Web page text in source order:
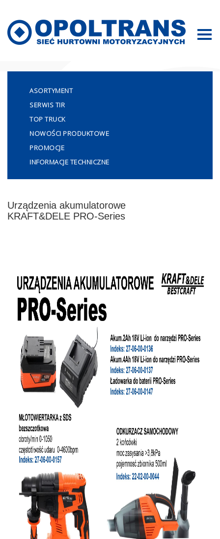
ASORTYMENT
SERWIS TIR
TOP TRUCK
NOWOŚCI PRODUKTOWE
PROMOCJE
INFORMACJE TECHNICZNE
Urządzenia akumulatorowe
KRAFT&DELE PRO-Series